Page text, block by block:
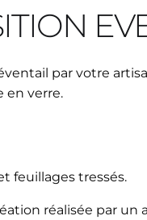
par votre
en verre.
feuillages tressés.
réalisée par un